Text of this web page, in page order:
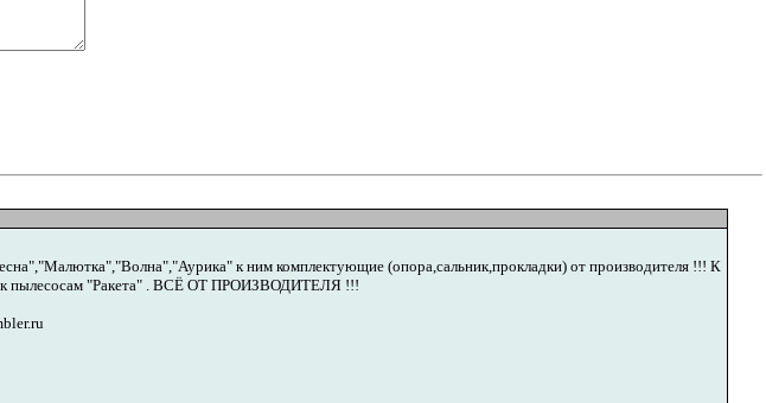
к ним комплектующие (опора,сальник,прокладки) от производителя !!! К
к пылесосам "Ракета" . ВСЁ ОТ ПРОИЗВОДИТЕЛЯ !!!